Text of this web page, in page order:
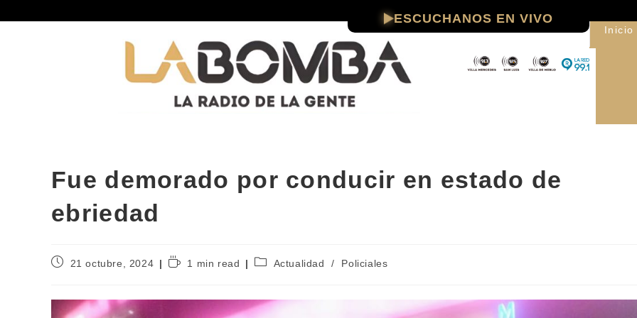
ESCUCHANOS EN VIVO
Inicio
Fue demorado por conducir en estado de
ebriedad
21 octubre, 2024 1 min read Actualidad / Policiales